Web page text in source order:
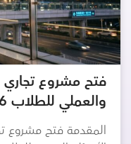
فتح مشروع تجاري
والعملي للطلاب 2026)
المقدمة فتح مشروع